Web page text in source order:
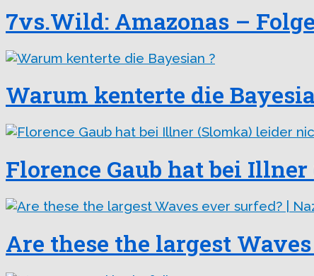
7vs.Wild: Amazonas –
Warum kenterte die
Florence Gaub hat bei
Are these the largest